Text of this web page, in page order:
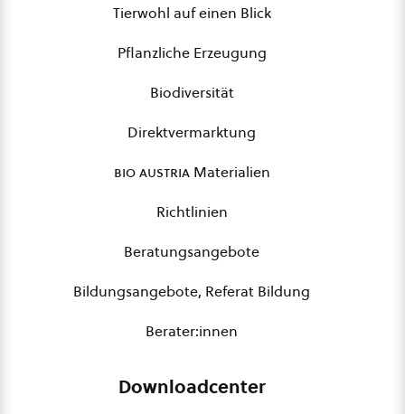
Tierwohl auf einen Blick
Pflanzliche Erzeugung
Biodiversität
Direktvermarktung
bio austriaMaterialien
Richtlinien
Beratungsangebote
Bildungsangebote, Referat Bildung
Berater:innen
Downloadcenter